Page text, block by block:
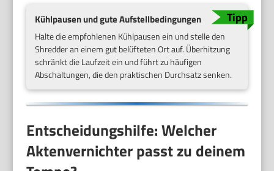
Kühlpausen und gute Aufstellbedingungen
Halte die empfohlenen Kühlpausen ein und stelle den
Shredder an einem gut belüfteten Ort auf. Überhitzung
schränkt die Laufzeit ein und führt zu häufigen
Abschaltungen, die den praktischen Durchsatz senken.
Entscheidungshilfe: Welcher
Aktenvernichter passt zu deinem